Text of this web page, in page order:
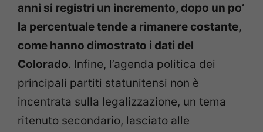
anni si registri un incremento, dopo un po’
la percentuale tende a rimanere costante,
come hanno dimostrato i dati del
Colorado. Infine, l’agenda politica dei
principali partiti statunitensi non è
incentrata sulla legalizzazione, un tema
ritenuto secondario, lasciato alle